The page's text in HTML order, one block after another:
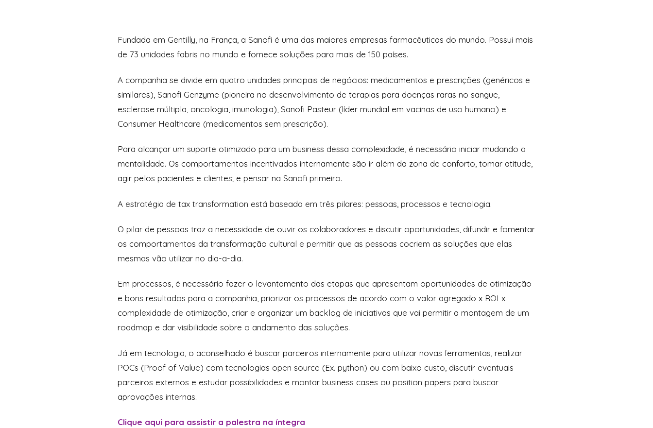
Fundada em Gentilly, na França, a Sanofi é uma das maiores empresas farmacêuticas do mundo. Possui mais
de 73 unidades fabris no mundo e fornece soluções para mais de 150 países.
A companhia se divide em quatro unidades principais de negócios: medicamentos e prescrições (genéricos e
similares), Sanofi Genzyme (pioneira no desenvolvimento de terapias para doenças raras no sangue,
esclerose múltipla, oncologia, imunologia), Sanofi Pasteur (líder mundial em vacinas de uso humano) e
Consumer Healthcare (medicamentos sem prescrição).
Para alcançar um suporte otimizado para um business dessa complexidade, é necessário iniciar mudando a
mentalidade. Os comportamentos incentivados internamente são ir além da zona de conforto, tomar atitude,
agir pelos pacientes e clientes; e pensar na Sanofi primeiro.
A estratégia de tax transformation está baseada em três pilares: pessoas, processos e tecnologia.
O pilar de pessoas traz a necessidade de ouvir os colaboradores e discutir oportunidades, difundir e fomentar
os comportamentos da transformação cultural e permitir que as pessoas cocriem as soluções que elas
mesmas vão utilizar no dia-a-dia.
Em processos, é necessário fazer o levantamento das etapas que apresentam oportunidades de otimização
e bons resultados para a companhia, priorizar os processos de acordo com o valor agregado x ROI x
complexidade de otimização, criar e organizar um backlog de iniciativas que vai permitir a montagem de um
roadmap e dar visibilidade sobre o andamento das soluções.
Já em tecnologia, o aconselhado é buscar parceiros internamente para utilizar novas ferramentas, realizar
POCs (Proof of Value) com tecnologias open source (Ex. python) ou com baixo custo, discutir eventuais
parceiros externos e estudar possibilidades e montar business cases ou position papers para buscar
aprovações internas.
Clique aqui para assistir a palestra na íntegra